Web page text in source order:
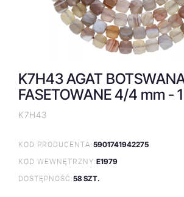
K7H43 AGAT
FASETOWANE 4/4 mm -
K7H43
KOD PRODUCENTA:5901741942275
KOD WEWNĘTRZNY:E1979
DOSTĘPNOŚĆ:58 SZT.